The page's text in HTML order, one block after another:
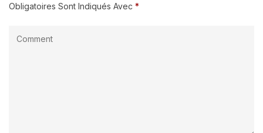
Obligatoires Sont Indiqués Avec *